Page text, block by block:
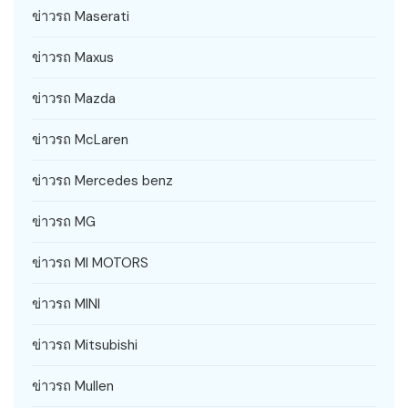
ข่าวรถ Maserati
ข่าวรถ Maxus
ข่าวรถ Mazda
ข่าวรถ McLaren
ข่าวรถ Mercedes benz
ข่าวรถ MG
ข่าวรถ MI MOTORS
ข่าวรถ MINI
ข่าวรถ Mitsubishi
ข่าวรถ Mullen